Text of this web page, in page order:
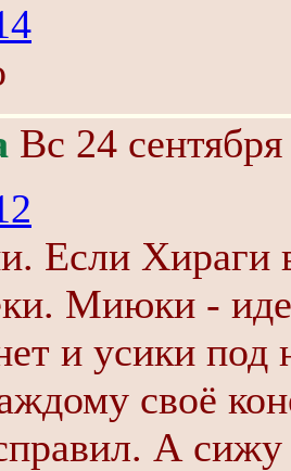
Вс 24
Если Хираги
Миюки -
и усики под
своё
А